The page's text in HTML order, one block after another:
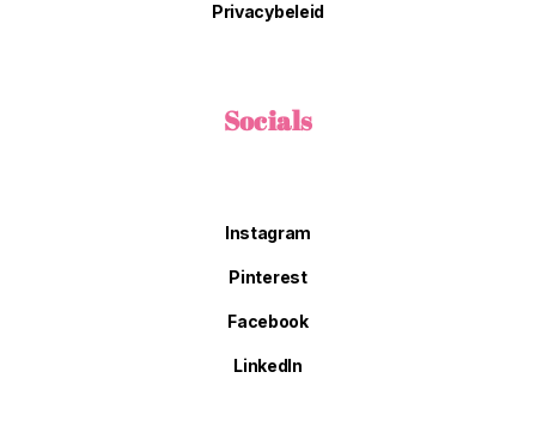
Privacybeleid
Socials
Instagram
Pinterest
Facebook
LinkedIn